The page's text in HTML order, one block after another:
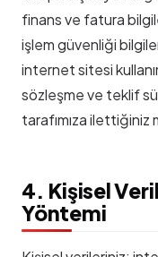
finans ve fatura
işlem güvenliği
internet sitesi
sözleşme ve teklif
tarafımıza ilettiğiniz
4. Kişisel
Yöntemi